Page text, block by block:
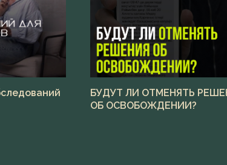
БУДУТ ЛИ ОТМЕНЯТЬ
ОБ ОСВОБОЖДЕНИИ?